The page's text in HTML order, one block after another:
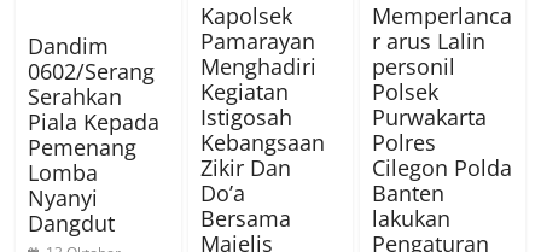
Dandim
0602/Serang
Serahkan
Piala Kepada
Pemenang
Lomba
Nyanyi
Dangdut
Kapolsek
Pamarayan
Menghadiri
Kegiatan
Istigosah
Kebangsaan
Zikir Dan
Do’a
Bersama
Majelis
Memperlanca
r arus Lalin
personil
Polsek
Purwakarta
Polres
Cilegon Polda
Banten
lakukan
Pengaturan